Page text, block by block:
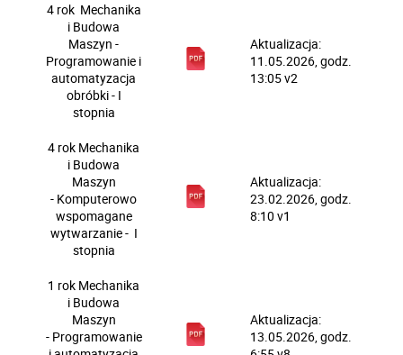
4 rok Mechanika
i Budowa
Maszyn -
Programowanie i
automatyzacja
obróbki - I
stopnia
Aktualizacja:
11.05.2026, godz.
13:05 v2
4 rok Mechanika
i Budowa
Maszyn
- Komputerowo
wspomagane
wytwarzanie - I
stopnia
Aktualizacja:
23.02.2026, godz.
8:10 v1
1 rok Mechanika
i Budowa
Maszyn
- Programowanie
Aktualizacja:
13.05.2026, godz.